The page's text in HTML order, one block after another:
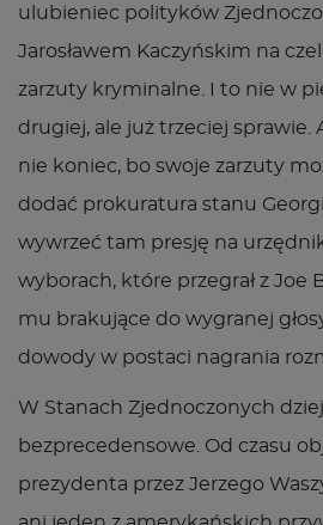
ulubieniec polityków
Jarosławem Kaczyńskim na
zarzuty kryminalne. I to nie w
drugiej, ale już trzeciej sprawie.
nie koniec, bo swoje zarzuty
dodać prokuratura stanu
wywrzeć tam presję na
wyborach, które przegrał z Joe
mu brakujące do wygranej
dowody w postaci nagrania
W Stanach Zjednoczonych
bezprecedensowe. Od czasu
prezydenta przez Jerzego